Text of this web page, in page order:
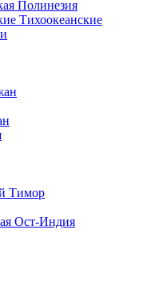
Полинезия
Тихоокеанские
Тимор
Ост-Индия